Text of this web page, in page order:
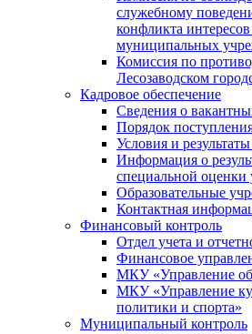
служебному
конфликта
муниципальных
Комиссия по
Лесозаводском
Кадровое обеспечение
Сведения о
Порядок
Условия и
Информация о
специальной оценки
Образовательные
Контактная
Финансовый контроль
Отдел учета и
Финансовое
МКУ «Управление
МКУ «Управление
политики и спорта»
Муниципальный контроль